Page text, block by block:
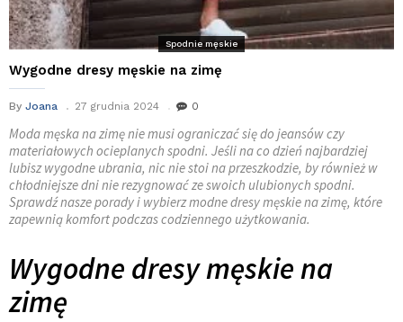
Spodnie męskie
Wygodne dresy męskie na zimę
By Joana 27 grudnia 2024 0
Moda męska na zimę nie musi ograniczać się do jeansów czy
materiałowych ocieplanych spodni. Jeśli na co dzień najbardziej
lubisz wygodne ubrania, nic nie stoi na przeszkodzie, by również w
chłodniejsze dni nie rezygnować ze swoich ulubionych spodni.
Sprawdź nasze porady i wybierz modne dresy męskie na zimę, które
zapewnią komfort podczas codziennego użytkowania.
Wygodne dresy męskie na
zimę